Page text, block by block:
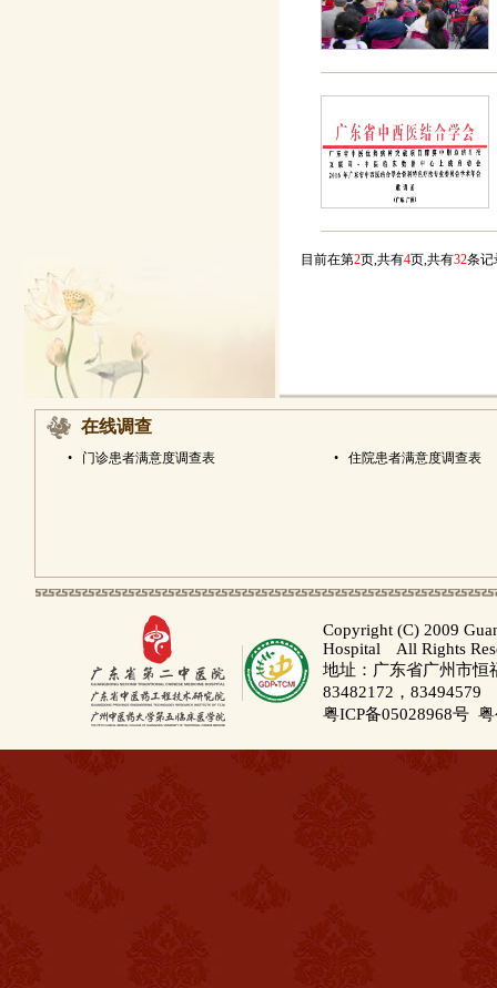
目前在第2页,共有4页,共有32条
在线调查
• 门诊患者满意度调查表 • 住院患者满意度调查表
Copyright (C) 2009
Hospital All Rights
地址：广东省广州市
83482172，83494579
粤ICP备05028968号